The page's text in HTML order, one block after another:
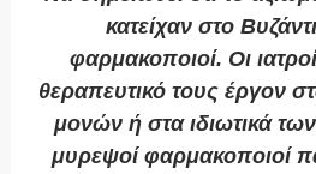
κατείχαν στο
φαρμακοποιοί. Οι
θεραπευτικό τους έργον
μονών ή στα ιδιωτικά
μυρεψοί φαρμακοποιοί